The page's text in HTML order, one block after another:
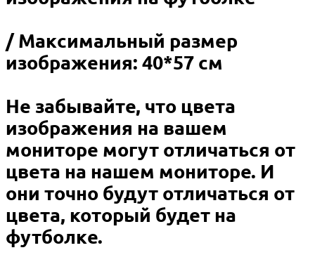
/ Максимальный размер
изображения: 40*57 см
Не забывайте, что цвета
изображения на вашем
мониторе могут отличаться от
цвета на нашем мониторе. И
они точно будут отличаться от
цвета, который будет на
футболке.